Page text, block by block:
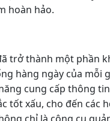
hoàn hảo.
trở thành một phần
hàng ngày của mỗi
cung cấp thông
tốt xấu, cho đến các